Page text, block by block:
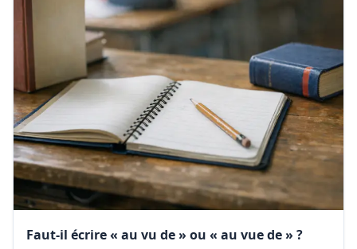
Faut-il écrire « au vu de » ou « au vue de » ?